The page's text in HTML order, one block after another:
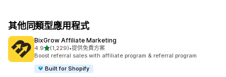
其他同類型應用程式
BixGrow Affiliate Marketing
4.9滿分 5 顆星
(1,229)
共有 1229 則評價
•提供免費方案
Boost referral sales with affiliate program & referral program
Built for Shopify